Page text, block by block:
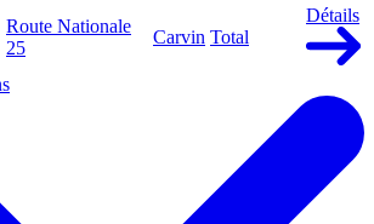
Route Nationale
25
Carvin Total
Détails